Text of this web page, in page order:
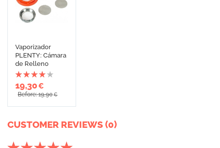
Vaporizador
PLENTY: Cámara
de Relleno
19,30€
Before: 19,90€
CUSTOMER REVIEWS (0)